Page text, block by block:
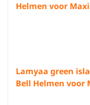
Helmen voor
Lamyaa green
Bell Helmen voor